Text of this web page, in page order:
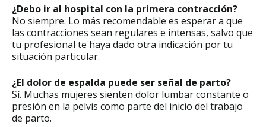
¿Debo ir al hospital con la primera contracción?
No siempre. Lo más recomendable es esperar a que
las contracciones sean regulares e intensas, salvo que
tu profesional te haya dado otra indicación por tu
situación particular.
¿El dolor de espalda puede ser señal de parto?
Sí. Muchas mujeres sienten dolor lumbar constante o
presión en la pelvis como parte del inicio del trabajo
de parto.